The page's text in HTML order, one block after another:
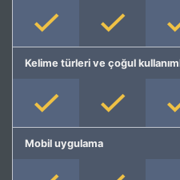
Kelime türleri ve çoğul
Mobil uygulama